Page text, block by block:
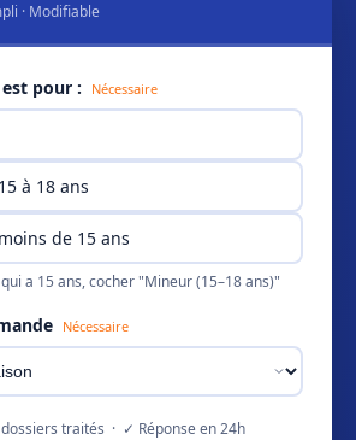
· Modifiable
pour : Nécessaire
à 18 ans
de 15 ans
a 15 ans, cocher "Mineur (15–18 ans)"
Nécessaire
traités · ✓ Réponse en 24h